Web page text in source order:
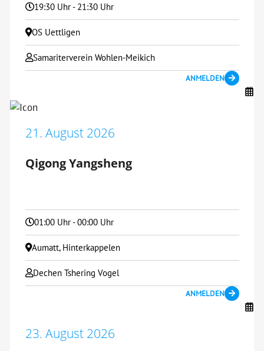
19:30 Uhr - 21:30 Uhr
OS Uettligen
Samariterverein Wohlen-Meikich
ANMELDEN
21. August 2026
Qigong Yangsheng
01:00 Uhr - 00:00 Uhr
Aumatt, Hinterkappelen
Dechen Tshering Vogel
ANMELDEN
23. August 2026